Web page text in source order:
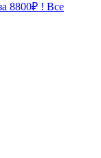
8800₽ ! Все